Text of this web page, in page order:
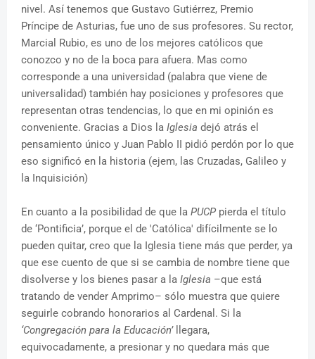
nivel. Así tenemos que Gustavo Gutiérrez, Premio
Príncipe de Asturias, fue uno de sus profesores. Su rector,
Marcial Rubio, es uno de los mejores católicos que
conozco y no de la boca para afuera. Mas como
corresponde a una universidad (palabra que viene de
universalidad) también hay posiciones y profesores que
representan otras tendencias, lo que en mi opinión es
conveniente. Gracias a Dios la Iglesia dejó atrás el
pensamiento único y Juan Pablo II pidió perdón por lo que
eso significó en la historia (ejem, las Cruzadas, Galileo y
la Inquisición)
En cuanto a la posibilidad de que la PUCP pierda el título
de ‘Pontificia’, porque el de 'Católica' difícilmente se lo
pueden quitar, creo que la Iglesia tiene más que perder, ya
que ese cuento de que si se cambia de nombre tiene que
disolverse y los bienes pasar a la Iglesia –que está
tratando de vender Amprimo– sólo muestra que quiere
seguirle cobrando honorarios al Cardenal. Si la
‘Congregación para la Educación’llegara,
equivocadamente, a presionar y no quedara más que